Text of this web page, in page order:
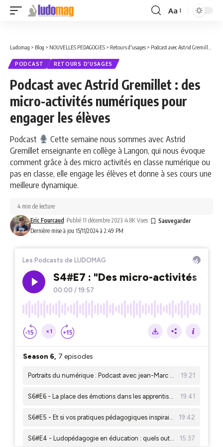
Font
Aa
Ludomag > Blog > NOUVELLES PEDAGOGIES > Retours d'usages > Podcast avec Astrid Gremillet : des micro-activités numériques pour engager les élèves
PODCAST RETOURS D'USAGES
Podcast avec Astrid Gremillet : des
micro-activités numériques pour
engager les élèves
Podcast
Cette semaine nous sommes avec Astrid
Gremillet enseignante en collège à Langon, qui nous évoque
comment grâce à des micro activités en classe numérique ou
pas en classe, elle engage les élèves et donne à ses cours une
meilleure dynamique.
Dernière mise à jou 15/11/2024 à 2:49 PM
Eric Fourcaud Publié 11 décembre 2023 4.8K Vues
4 min de lecture